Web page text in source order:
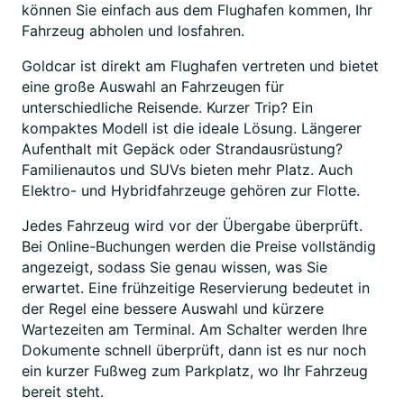
können Sie einfach aus dem Flughafen kommen, Ihr
Fahrzeug abholen und losfahren.
Goldcar ist direkt am Flughafen vertreten und bietet
eine große Auswahl an Fahrzeugen für
unterschiedliche Reisende. Kurzer Trip? Ein
kompaktes Modell ist die ideale Lösung. Längerer
Aufenthalt mit Gepäck oder Strandausrüstung?
Familienautos und SUVs bieten mehr Platz. Auch
Elektro- und Hybridfahrzeuge gehören zur Flotte.
Jedes Fahrzeug wird vor der Übergabe überprüft.
Bei Online-Buchungen werden die Preise vollständig
angezeigt, sodass Sie genau wissen, was Sie
erwartet. Eine frühzeitige Reservierung bedeutet in
der Regel eine bessere Auswahl und kürzere
Wartezeiten am Terminal. Am Schalter werden Ihre
Dokumente schnell überprüft, dann ist es nur noch
ein kurzer Fußweg zum Parkplatz, wo Ihr Fahrzeug
bereit steht.